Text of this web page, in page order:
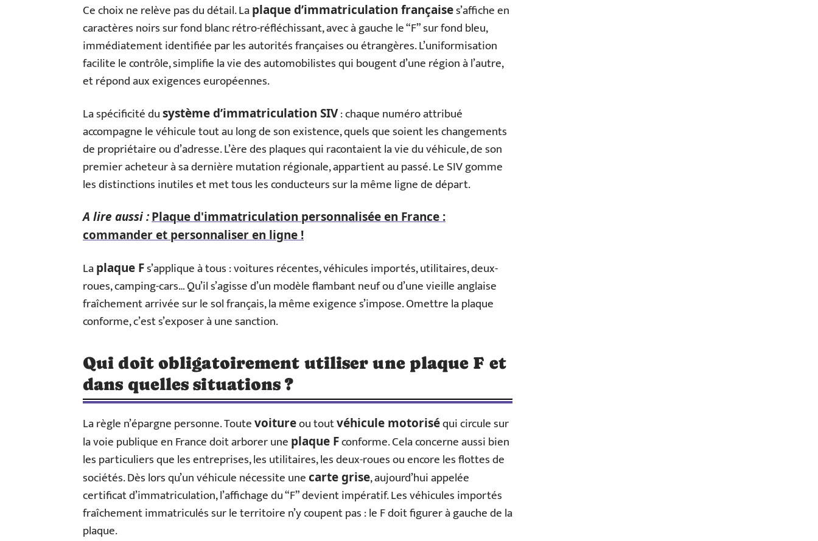
Ce choix ne relève pas du détail. Laplaque d’immatriculation françaises’affiche en
caractères noirs sur fond blanc rétro-réfléchissant, avec à gauche le “F” sur fond bleu,
immédiatement identifiée par les autorités françaises ou étrangères. L’uniformisation
facilite le contrôle, simplifie la vie des automobilistes qui bougent d’une région à l’autre,
et répond aux exigences européennes.
La spécificité dusystème d’immatriculation SIV: chaque numéro attribué
accompagne le véhicule tout au long de son existence, quels que soient les changements
de propriétaire ou d’adresse. L’ère des plaques qui racontaient la vie du véhicule, de son
premier acheteur à sa dernière mutation régionale, appartient au passé. Le SIV gomme
les distinctions inutiles et met tous les conducteurs sur la même ligne de départ.
A lire aussi :Plaque d'immatriculation personnalisée en France :
commander et personnaliser en ligne !
Laplaque Fs’applique à tous : voitures récentes, véhicules importés, utilitaires, deux-
roues, camping-cars… Qu’il s’agisse d’un modèle flambant neuf ou d’une vieille anglaise
fraîchement arrivée sur le sol français, la même exigence s’impose. Omettre la plaque
conforme, c’est s’exposer à une sanction.
Qui doit obligatoirement utiliser une plaque F et
dans quelles situations ?
La règle n’épargne personne. Toutevoitureou toutvéhicule motoriséqui circule sur
la voie publique en France doit arborer une plaque Fconforme. Cela concerne aussi bien
les particuliers que les entreprises, les utilitaires, les deux-roues ou encore les flottes de
sociétés. Dès lors qu’un véhicule nécessite unecarte grise, aujourd’hui appelée
certificat d’immatriculation, l’affichage du “F” devient impératif. Les véhicules importés
fraîchement immatriculés sur le territoire n’y coupent pas : le F doit figurer à gauche de la
plaque.